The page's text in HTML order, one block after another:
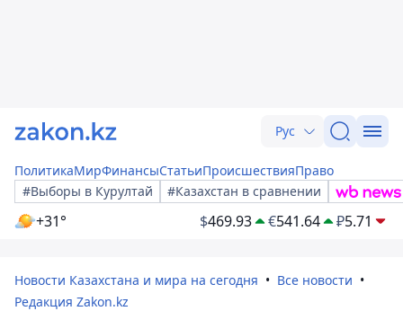
Рус
ПолитикаМирФинансыСтатьиПроисшествияПраво
#Выборы в Курултай
#Казахстан в сравнении
+31° $469.93 €541.64 ₽5.71
Новости Казахстана и мира на сегодня
Все новости
Редакция Zakon.kz